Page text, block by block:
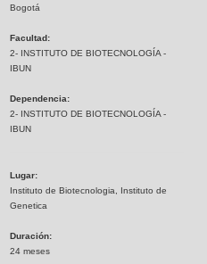
Bogotá
Facultad:
2- INSTITUTO DE BIOTECNOLOGÍA -
IBUN
Dependencia:
2- INSTITUTO DE BIOTECNOLOGÍA -
IBUN
Lugar:
Instituto de Biotecnologia, Instituto de
Genetica
Duración:
24 meses